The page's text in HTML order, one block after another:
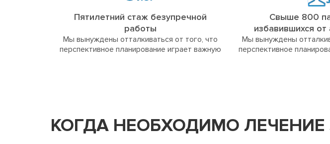
Пятилетний стаж безупречной
работы
Мы вынуждены отталкиваться от того, что
перспективное планирование играет важную
Свыше 800
избавившихся от
Мы вынуждены
перспективное
КОГДА НЕОБХОДИМО